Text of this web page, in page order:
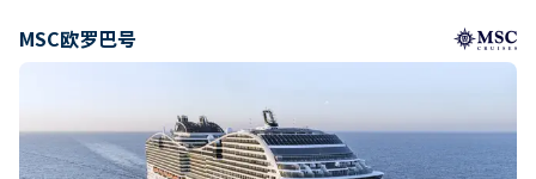
MSC欧罗巴号